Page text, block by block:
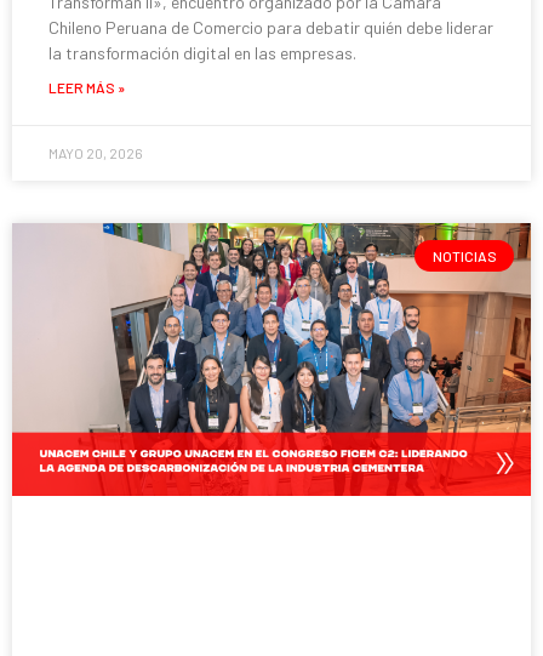
Chileno Peruana de Comercio para debatir quién debe liderar
la transformación digital en las empresas.
LEER MÁS »
MAYO 20, 2026
NOTICIAS